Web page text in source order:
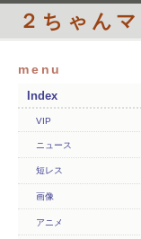
２ちゃん
menu
Index
VIP
ニュース
短レス
画像
アニメ